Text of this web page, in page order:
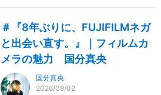
＃『8年ぶりに、FUJIFILMネガ
と出会い直す。』｜フィルムカ
メラの魅力 国分真央
国分真央
2026/08/02